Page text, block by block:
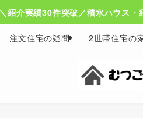
＼紹介実績30件突破／積水ハウス・
注文住宅の疑問 2世帯住宅の